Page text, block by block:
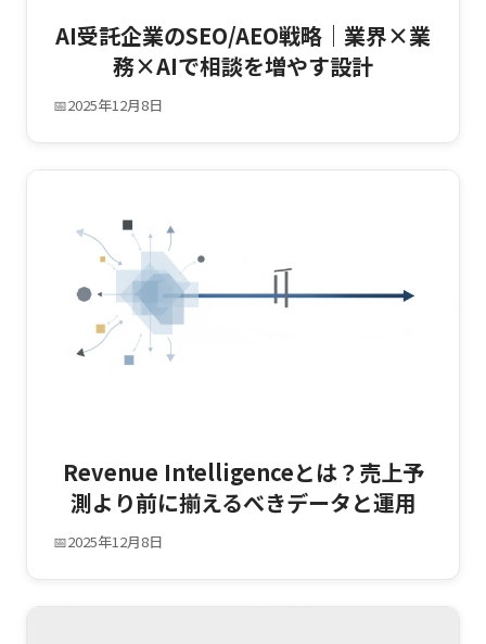
AI受託企業のSEO/AEO戦略｜業界×業
務×AIで相談を増やす設計
📅2025年12月8日
Revenue Intelligenceとは？売上予
測より前に揃えるべきデータと運用
📅2025年12月8日